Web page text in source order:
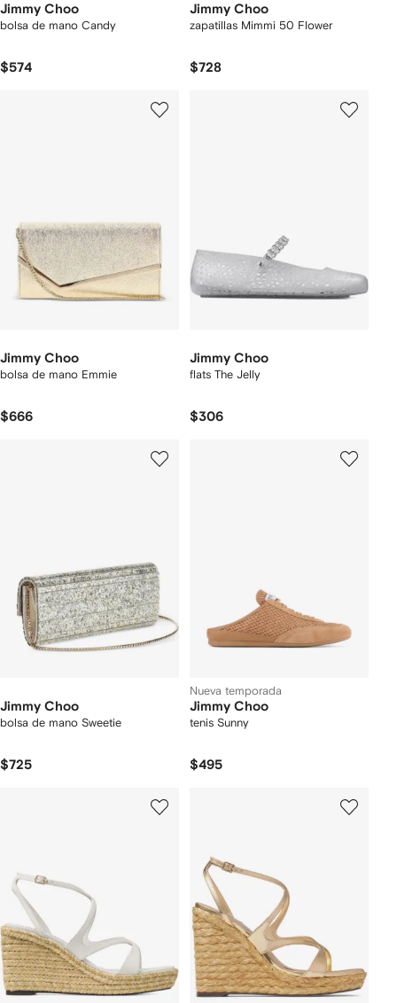
Jimmy Choo
bolsa de mano Candy
$574
Jimmy Choo
zapatillas Mimmi 50 Flower
$728
Jimmy Choo
bolsa de mano Emmie
$666
Jimmy Choo
flats The Jelly
$306
Jimmy Choo
bolsa de mano Sweetie
$725
Nueva temporada
Jimmy Choo
tenis Sunny
$495